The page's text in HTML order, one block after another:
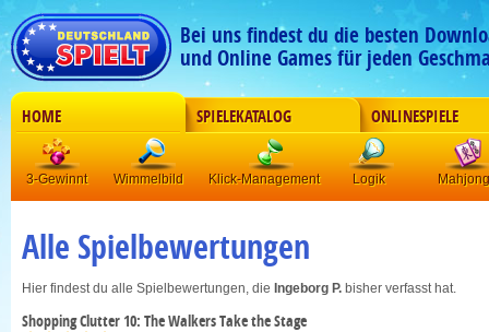
Bei uns findest du die besten
und Online Games für jeden
HOME SPIELEKATALOG ONLINESPIELE
3-Gewinnt Wimmelbild Klick-Management Logik Mahjong
Alle Spielbewertungen
Hier findest du alle Spielbewertungen, die Ingeborg P. bisher verfasst hat.
Shopping Clutter 10: The Walkers Take the Stage